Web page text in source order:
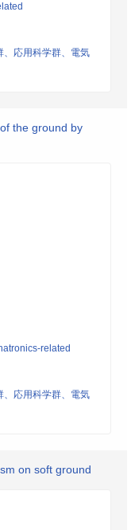
、応用科学群、電気
the ground by
related
、応用科学群、電気
on soft ground